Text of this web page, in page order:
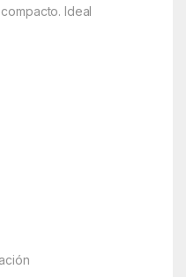
Ideal